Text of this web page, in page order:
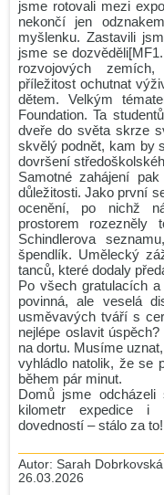
jsme rotovali mezi
nekončí jen
myšlenku. Zastavili
jsme se
rozvojových
příležitost ochutnat
dětem. Velkým
Foundation. Ta
dveře do světa skrze
skvělý podnět, kam by
dovršení
Samotné zahájení
důležitosti. Jako první
ocenění, po nichž
prostorem
Schindlerova
špendlík. Umělecký
tanců, které dodaly
Po všech gratulacích
povinná, ale veselá
usměvavých tváří s
nejlépe oslavit
na dortu. Musíme
vyhládlo natolik, že se
během pár minut.
Domů jsme
kilometr expedice i
dovedností – stálo za to!
Autor: Sarah
26.03.2026